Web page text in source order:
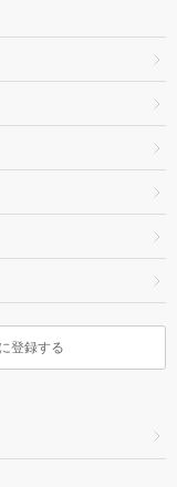
登録する